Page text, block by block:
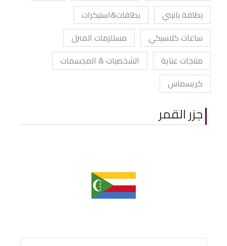
بطاقة بانيني
بطاقات&استيكرات
ساعات كلاسيكي
مستلزمات المنزل
منتجات عناية
الشخصيات & المجسمات
كريسماس
جزر القمر